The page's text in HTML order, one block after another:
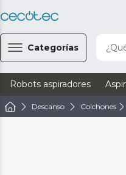
Categorías
Robots aspiradores
Descanso Colchones